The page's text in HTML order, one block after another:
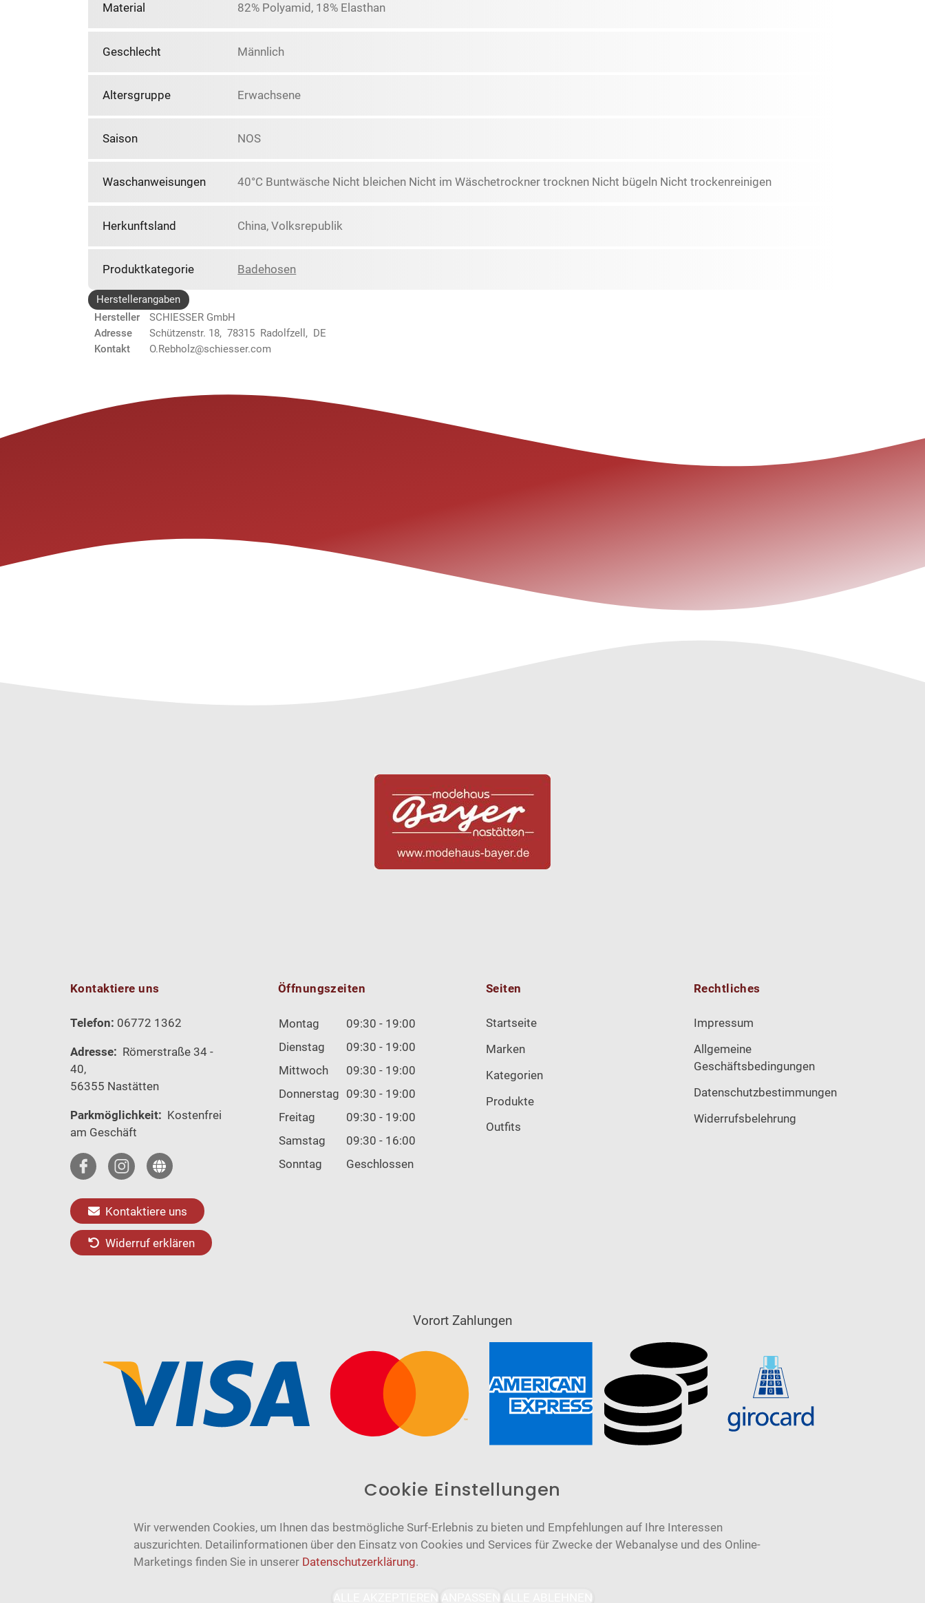
Material 82% Polyamid, 18% Elasthan
Geschlecht Männlich
Altersgruppe Erwachsene
Saison NOS
Waschanweisungen 40°C Buntwäsche Nicht bleichen Nicht im Wäschetrockner trocknen Nicht bügeln Nicht trockenreinigen
Herkunftsland China, Volksrepublik
Produktkategorie Badehosen
Herstellerangaben
Hersteller
SCHIESSER GmbH
Adresse
Schützenstr. 18, 78315 Radolfzell, DE
Kontakt
O.Rebholz@schiesser.com
Kontaktiere uns
Telefon: 06772 1362
Adresse: Römerstraße 34 -
40,
56355 Nastätten
Parkmöglichkeit: Kostenfrei
am Geschäft
Kontaktiere uns
Widerruf erklären
Öffnungszeiten
Montag
09:30 - 19:00
Dienstag
09:30 - 19:00
Mittwoch
09:30 - 19:00
Donnerstag 09:30 - 19:00
Freitag
09:30 - 19:00
Samstag
09:30 - 16:00
Sonntag
Geschlossen
Seiten
Startseite
Marken
Kategorien
Produkte
Outfits
Rechtliches
Impressum
Allgemeine
Geschäftsbedingungen
Datenschutzbestimmungen
Widerrufsbelehrung
Vorort Zahlungen
Bereitgestellt von
Cookie Einstellungen
Wir verwenden Cookies, um Ihnen das bestmögliche Surf-Erlebnis zu bieten und Empfehlungen auf Ihre Interessen
auszurichten. Detailinformationen über den Einsatz von Cookies und Services für Zwecke der Webanalyse und des Online-
Marketings finden Sie in unserer Datenschutzerklärung.
ALLE AKZEPTIEREN ANPASSEN ALLE ABLEHNEN